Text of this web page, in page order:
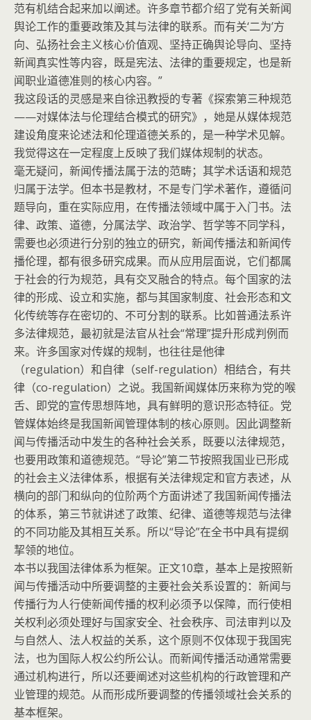
范有机结合起来加以阐述。许多章节都介绍了党有关新闻
舆论工作的重要政策及其与法律的联系。而有关‘二为’方
向、弘扬社会主义核心价值观、坚持正确舆论导向、坚持
新闻真实性等内容，既是宪法、法律的重要规定，也是新
闻职业道德准则的核心内容。”
我这段话的灵感是来自徐迅教授的专著《探索第三种规范
——对媒体法与伦理结合模式的研究》，她是从媒体规范
建设角度来论述法和伦理道德关系的，是一种学术见解。
我觉得这在一定程度上反映了我们媒体规制的状态。
毫无疑问，新闻传播法属于法的范畴；其学术话语和规范
归属于法学。但本书是教材，不是专门学术著作，遵循问
题导向，重在实际应用，在传播法领域中属于入门书。法
律、政策、道德，分属法学、政治学、哲学等不同学科，
需要也必须进行分别的独立的研究，新闻传播法和新闻传
播伦理，都有很多研究成果。而从应用层面说，它们都属
于社会的行为规范，具有交叉融合的特点。每个国家的法
律的形成、设立和实施，都与其国家制度、社会形态和文
化传统等存在密切的、不可分割的联系。比如普通法系许
多法律规范，最初就是法官从社会“常理”提升形成判例而
来。许多国家对传媒的规制，也往往是他律
（regulation）和自律（self-regulation）相结合，有共
律（co-regulation）之说。我国新闻媒体历来称为党的喉
舌、即党的宣传思想阵地，具有鲜明的意识形态特征。党
管媒体始终是我国新闻管理体制的核心原则。因此调整新
闻与传播活动中发生的各种社会关系，既要以法律规范，
也要用政策和道德规范。“导论”第二节按照我国业已形成
的社会主义法律体系，根据有关法律规定和官方表述，从
横向的部门和纵向的位阶两个方面讲述了我国新闻传播法
的体系，第三节就讲述了政策、纪律、道德等规范与法律
的不同功能及其相互关系。所以“导论”在全书中具有提纲
挈领的地位。
本书以我国法律体系为框架。正文10章，基本上是按照新
闻与传播活动中所要调整的主要社会关系设置的：新闻与
传播行为人行使新闻传播的权利必须予以保障，而行使相
关权利必须处理好与国家安全、社会秩序、司法审判以及
与自然人、法人权益的关系，这个原则不仅体现于我国宪
法，也为国际人权公约所公认。而新闻传播活动通常需要
通过机构进行，所以还要阐述对这些机构的行政管理和产
业管理的规范。从而形成所要调整的传播领域社会关系的
基本框架。